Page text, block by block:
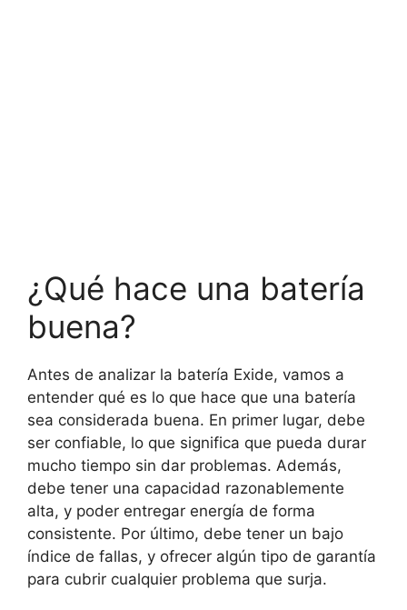
¿Qué hace una batería
buena?
Antes de analizar la batería Exide, vamos a
entender qué es lo que hace que una batería
sea considerada buena. En primer lugar, debe
ser confiable, lo que significa que pueda durar
mucho tiempo sin dar problemas. Además,
debe tener una capacidad razonablemente
alta, y poder entregar energía de forma
consistente. Por último, debe tener un bajo
índice de fallas, y ofrecer algún tipo de garantía
para cubrir cualquier problema que surja.